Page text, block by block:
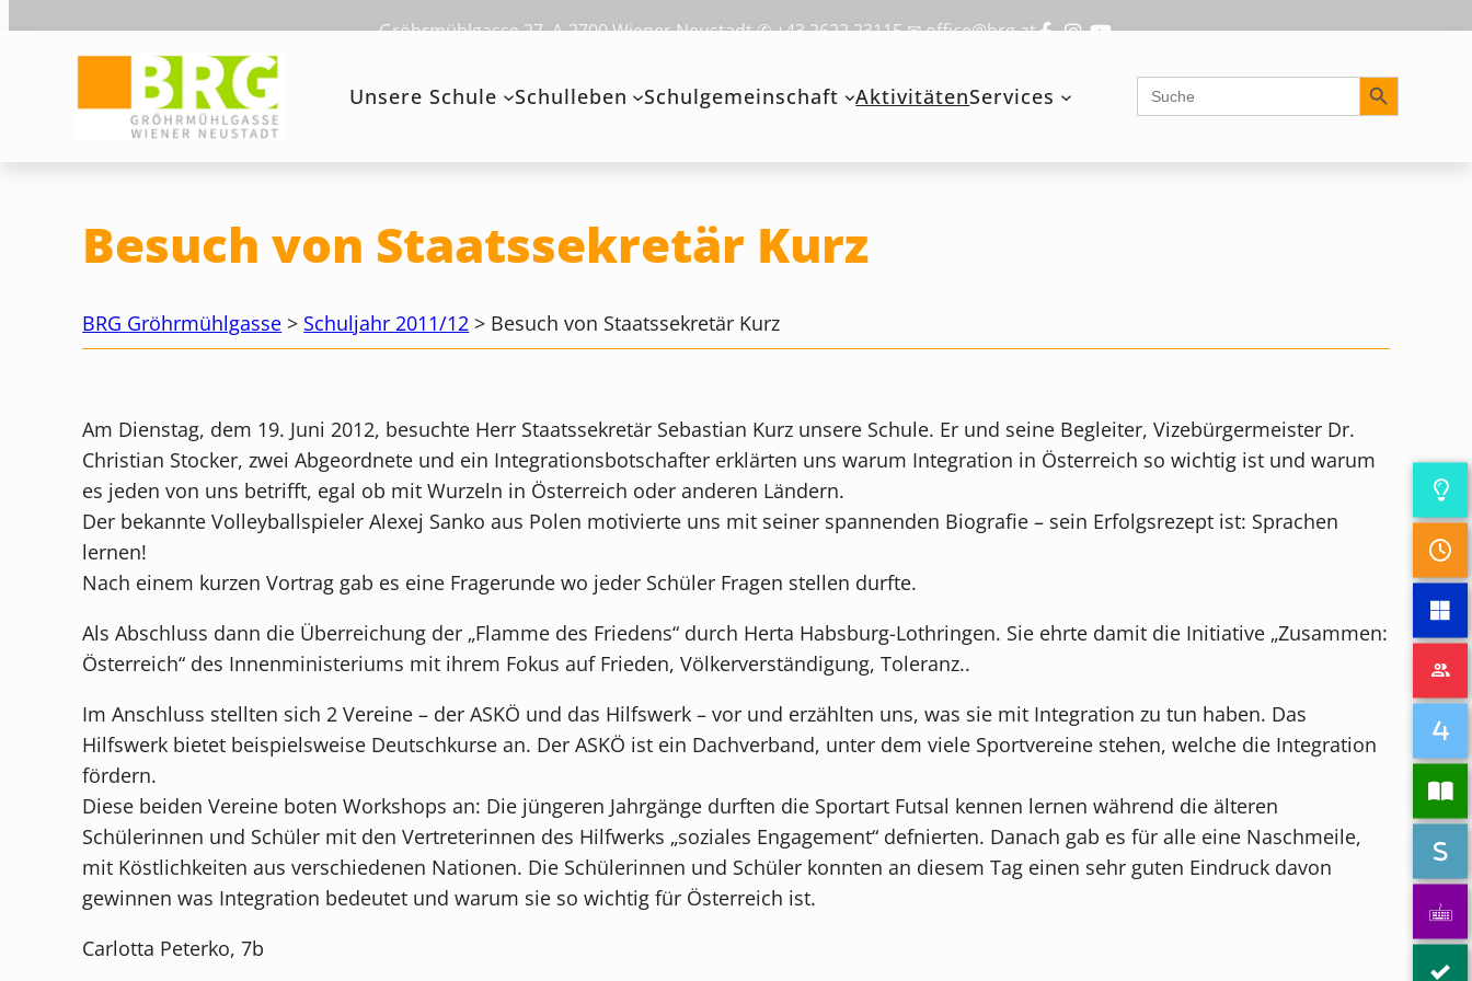
Gröhrmühlgasse 27, A-2700 Wiener Neustadt ✆ +43 2622 23115 ✉ office@brg.at
Unsere Schule Schulleben Schulgemeinschaft AktivitätenServices Search
for:
Search Button
Besuch von Staatssekretär Kurz
BRG Gröhrmühlgasse > Schuljahr 2011/12 > Besuch von Staatssekretär Kurz
Am Dienstag, dem 19. Juni 2012, besuchte Herr Staatssekretär Sebastian Kurz unsere Schule. Er und seine Begleiter, Vizebürgermeister Dr.
Christian Stocker, zwei Abgeordnete und ein Integrationsbotschafter erklärten uns warum Integration in Österreich so wichtig ist und warum
es jeden von uns betrifft, egal ob mit Wurzeln in Österreich oder anderen Ländern.
Der bekannte Volleyballspieler Alexej Sanko aus Polen motivierte uns mit seiner spannenden Biografie – sein Erfolgsrezept ist: Sprachen
lernen!
Nach einem kurzen Vortrag gab es eine Fragerunde wo jeder Schüler Fragen stellen durfte.
Als Abschluss dann die Überreichung der „Flamme des Friedens“ durch Herta Habsburg-Lothringen. Sie ehrte damit die Initiative „Zusammen:
Österreich“ des Innenministeriums mit ihrem Fokus auf Frieden, Völkerverständigung, Toleranz..
Im Anschluss stellten sich 2 Vereine – der ASKÖ und das Hilfswerk – vor und erzählten uns, was sie mit Integration zu tun haben. Das
Hilfswerk bietet beispielsweise Deutschkurse an. Der ASKÖ ist ein Dachverband, unter dem viele Sportvereine stehen, welche die Integration
fördern.
Diese beiden Vereine boten Workshops an: Die jüngeren Jahrgänge durften die Sportart Futsal kennen lernen während die älteren
Schülerinnen und Schüler mit den Vertreterinnen des Hilfwerks „soziales Engagement“ defnierten. Danach gab es für alle eine Naschmeile,
mit Köstlichkeiten aus verschiedenen Nationen. Die Schülerinnen und Schüler konnten an diesem Tag einen sehr guten Eindruck davon
gewinnen was Integration bedeutet und warum sie so wichtig für Österreich ist.
Carlotta Peterko, 7b